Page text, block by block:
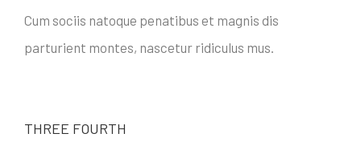
Cum sociis natoque penatibus et magnis dis
parturient montes, nascetur ridiculus mus.
THREE FOURTH